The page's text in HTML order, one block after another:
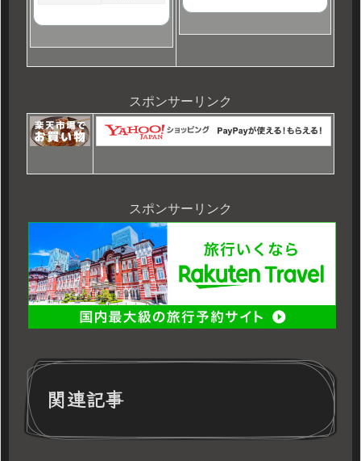
スポンサーリンク
スポンサーリンク
関連記事